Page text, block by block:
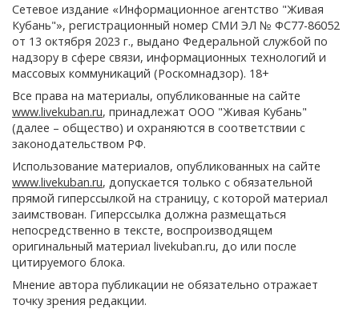
Сетевое издание «Информационное агентство "Живая
Кубань"», регистрационный номер СМИ ЭЛ № ФС77-86052
от 13 октября 2023 г., выдано Федеральной службой по
надзору в сфере связи, информационных технологий и
массовых коммуникаций (Роскомнадзор). 18+
Все права на материалы, опубликованные на сайте
www.livekuban.ru, принадлежат ООО "Живая Кубань"
(далее – общество) и охраняются в соответствии с
законодательством РФ.
Использование материалов, опубликованных на сайте
www.livekuban.ru, допускается только с обязательной
прямой гиперссылкой на страницу, с которой материал
заимствован. Гиперссылка должна размещаться
непосредственно в тексте, воспроизводящем
оригинальный материал livekuban.ru, до или после
цитируемого блока.
Мнение автора публикации не обязательно отражает
точку зрения редакции.